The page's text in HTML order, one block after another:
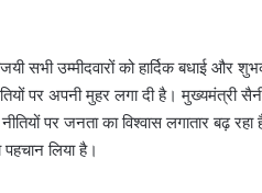
सभी उम्मीदवारों को हार्दिक बधाई और
पर अपनी मुहर लगा दी है। मुख्यमंत्री
पर जनता का विश्वास लगातार
लिया है।